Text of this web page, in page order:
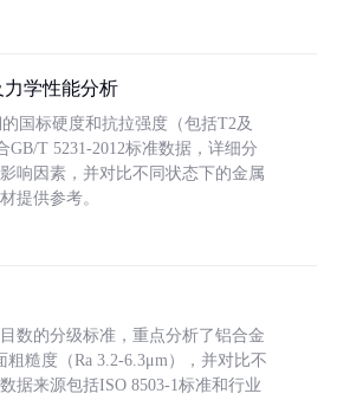
学性能分析
国标硬度和抗拉强度（包括T2及
GB/T 5231-2012标准数据，详细分
响因素，并对比不同状态下的金属
提供参考。
数的分级标准，重点分析了铝合金
粗糙度（Ra 3.2-6.3μm），并对比不
据来源包括ISO 8503-1标准和行业